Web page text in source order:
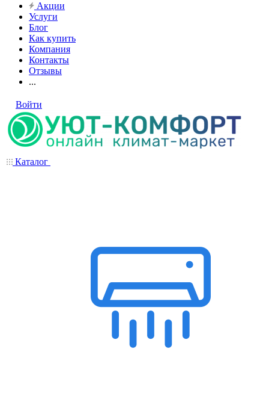
Акции
Услуги
Блог
Как купить
Компания
Контакты
Отзывы
...
Войти
Каталог